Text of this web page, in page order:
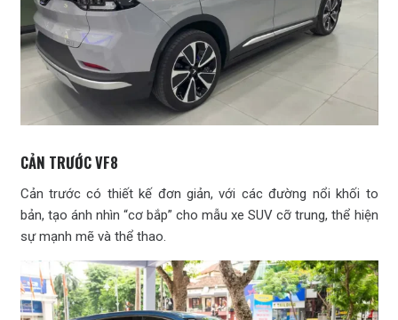
CẢN TRƯỚC VF8
Cản trước có thiết kế đơn giản, với các đường nổi khối to
bản, tạo ánh nhìn “cơ bắp” cho mẫu xe SUV cỡ trung, thể hiện
sự mạnh mẽ và thể thao.